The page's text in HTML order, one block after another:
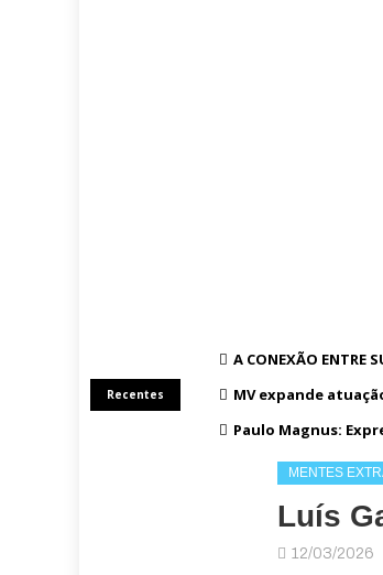
Recentes
A CONEXÃO ENTRE
MV expande
Paulo Magnus:
MENTES
Luís
12/03/2026